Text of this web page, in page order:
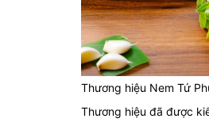
Thương hiệu Nem Tứ
Thương hiệu đã được